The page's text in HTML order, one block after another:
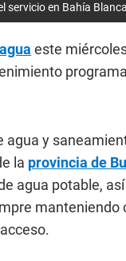
servicio en Bahía Blanca
este
agua y
la provincia de
agua potable, así
manteniendo